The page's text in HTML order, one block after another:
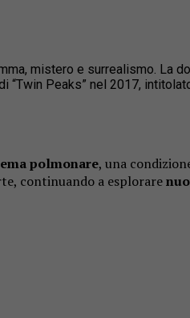
mistero e surrealismo. La
“Twin Peaks” nel 2017,
polmonare, una
continuando a esplorare